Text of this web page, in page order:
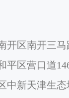
开区南开三马
平区营口道
中新天津生态